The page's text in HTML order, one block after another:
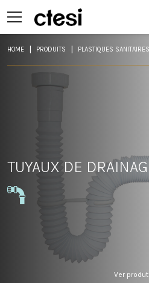
HOME PRODUITS PLASTIQUES SANITAIRES
TUYAUX DE
Ver